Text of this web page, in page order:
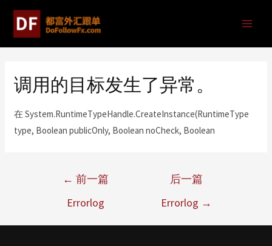
调用的目标发生了异常。
在 System.RuntimeTypeHandle.CreateInstance(RuntimeType
type, Boolean publicOnly, Boolean noCheck, Boolean
← 前一篇
Errorlog
后一篇
Errorlog →